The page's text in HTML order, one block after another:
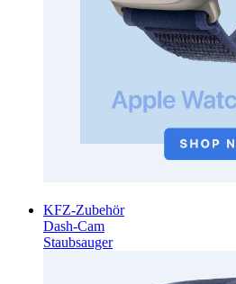
KFZ-Zubehör
Dash-Cam
Staubsauger